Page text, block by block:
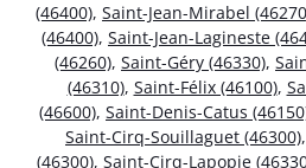
(46400), Saint-Jean-Mirabel
(46400), Saint-Jean-Lagineste
(46260), Saint-Géry (46330),
(46310), Saint-Félix (46100),
(46600), Saint-Denis-Catus
Saint-Cirq-Souillaguet (46300),
(46300), Saint-Cirq-Lapopie